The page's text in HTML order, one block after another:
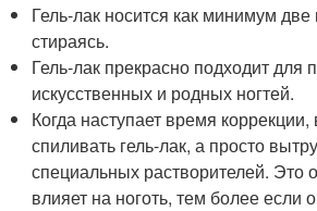
Гель-лак носится как минимум
стираясь.
Гель-лак прекрасно подходит для
искусственных и родных ногтей.
Когда наступает время
спиливать гель-лак, а просто
специальных растворителей. Это
влияет на ноготь, тем более если